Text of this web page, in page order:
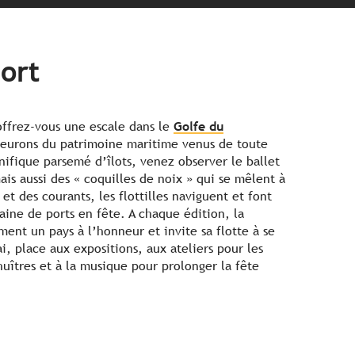
vous une escale dans le Golfe du
du patrimoine maritime venus de toute
parsemé d’îlots, venez observer le ballet
aussi des « coquilles de noix » qui se mêlent à
et des courants, les flottilles naviguent et font
de ports en fête. A chaque édition, la
un pays à l’honneur et invite sa flotte à se
place aux expositions, aux ateliers pour les
et à la musique pour prolonger la fête